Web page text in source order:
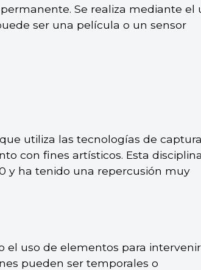
Se realiza mediante el
ser una película o un sensor
utiliza las tecnologías de
con fines artísticos. Esta disciplina
y ha tenido una repercusión muy
el uso de elementos para intervenir
pueden ser temporales o